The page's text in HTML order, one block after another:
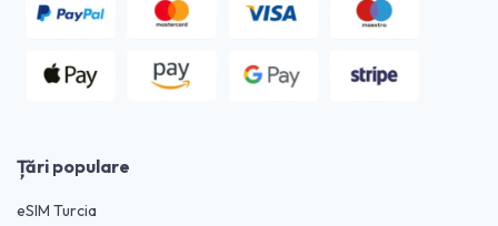
Țări populare
eSIM Turcia